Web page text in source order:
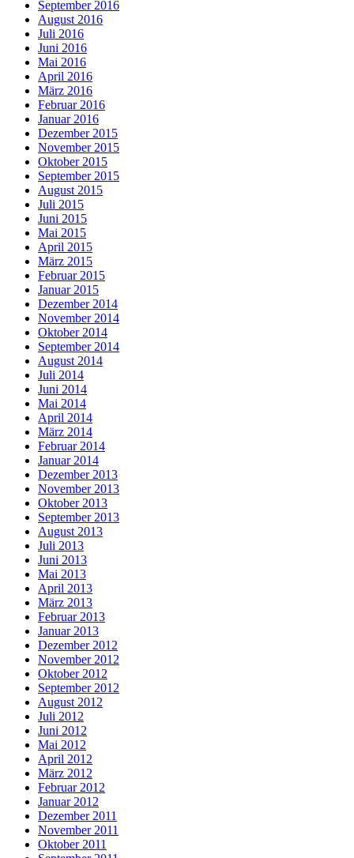
September 2016
August 2016
Juli 2016
Juni 2016
Mai 2016
April 2016
März 2016
Februar 2016
Januar 2016
Dezember 2015
November 2015
Oktober 2015
September 2015
August 2015
Juli 2015
Juni 2015
Mai 2015
April 2015
März 2015
Februar 2015
Januar 2015
Dezember 2014
November 2014
Oktober 2014
September 2014
August 2014
Juli 2014
Juni 2014
Mai 2014
April 2014
März 2014
Februar 2014
Januar 2014
Dezember 2013
November 2013
Oktober 2013
September 2013
August 2013
Juli 2013
Juni 2013
Mai 2013
April 2013
März 2013
Februar 2013
Januar 2013
Dezember 2012
November 2012
Oktober 2012
September 2012
August 2012
Juli 2012
Juni 2012
Mai 2012
April 2012
März 2012
Februar 2012
Januar 2012
Dezember 2011
November 2011
Oktober 2011